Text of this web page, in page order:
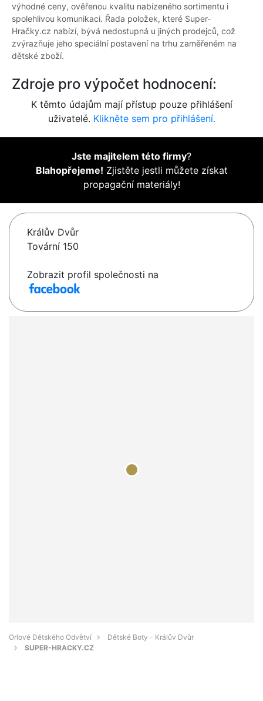
výhodné ceny, ověřenou kvalitu nabízeného sortimentu i
spolehlivou komunikaci. Řada položek, které Super-
Hračky.cz nabízí, bývá nedostupná u jiných prodejců, což
zvýrazňuje jeho speciální postavení na trhu zaměřeném na
dětské zboží.
Zdroje pro výpočet hodnocení:
K těmto údajům mají přístup pouze přihlášení
uživatelé. Klikněte sem pro přihlášení.
Jste majitelem této firmy?
Blahopřejeme! Zjistěte jestli můžete získat
propagační materiály!
Králův Dvůr
Tovární 150
Zobrazit profil společnosti na
Orlové Dětského Odvětví
Dětské Boty - Králův Dvůr
SUPER-HRACKY.CZ